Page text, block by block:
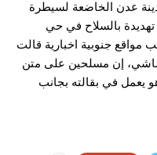
عدن الخاضعة لسيطرة
بالسلاح في حي
مواقع جنوبية اخبارية قالت
إن مسلحين على متن
يعمل في بقالته بجانب